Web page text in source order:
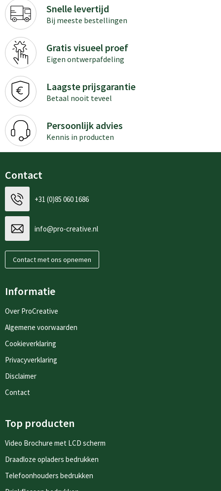
Snelle levertijd
Bij meeste bestellingen
Gratis visueel proef
Eigen ontwerpafdeling
Laagste prijsgarantie
Betaal nooit teveel
Persoonlijk advies
Kennis in producten
Contact
+31 (0)85 060 1686
info@pro-creative.nl
Contact met ons opnemen
Informatie
Over ProCreative
Algemene voorwaarden
Cookieverklaring
Privacyverklaring
Disclaimer
Contact
Top producten
Video Brochure met LCD scherm
Draadloze opladers bedrukken
Telefoonhouders bedrukken